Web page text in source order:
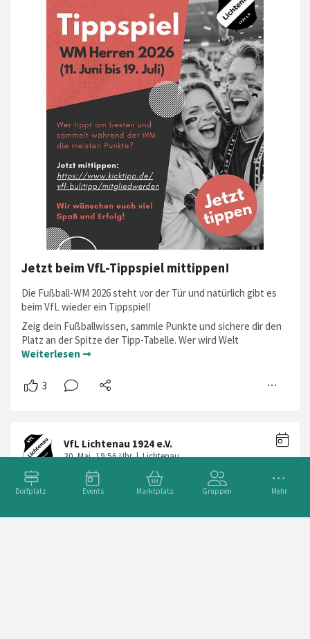
Dorfplatz Events Marktplatz Gruppen Mehr
Jetzt beim VfL-Tippspiel mittippen!
Die Fußball-WM 2026 steht vor der Tür und natürlich gibt es
beim VfL wieder ein Tippspiel!
Zeig dein Fußballwissen, sammle Punkte und sichere dir den
Platz an der Spitze der Tipp-Tabelle. Wer wird Welt
Weiterlesen ➞